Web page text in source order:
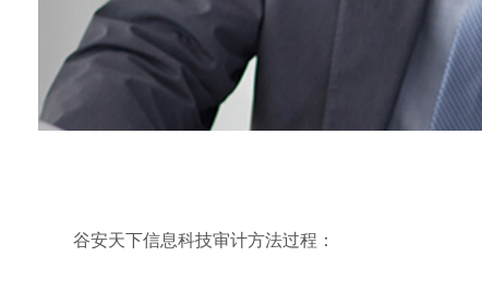
谷安天下信息科技审计方法过程：